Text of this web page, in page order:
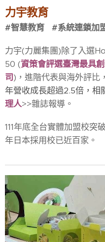
力宇教育
#智慧教育 #系統連鎖加
力宇(力麗集團)除了入選
50 (資策會評選臺灣最具
司)，進階代表與海外評比
年營收成長超過2.5倍，相
理人>>雜誌報導。
111年底全台實體加盟校突
年日本採用校已近百家。